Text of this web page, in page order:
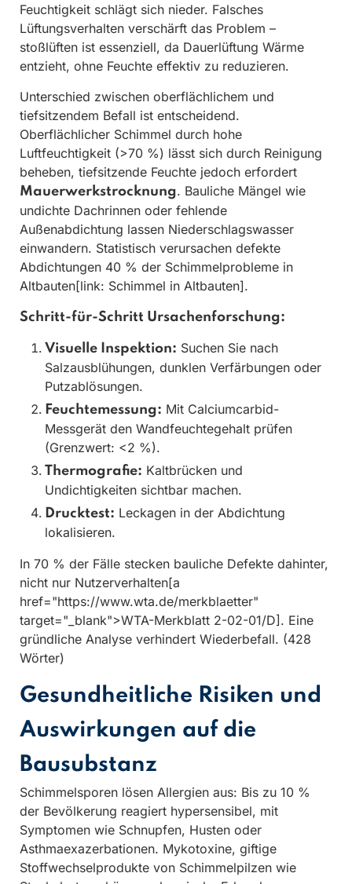
Feuchtigkeit schlägt sich nieder. Falsches
Lüftungsverhalten verschärft das Problem –
stoßlüften ist essenziell, da Dauerlüftung Wärme
entzieht, ohne Feuchte effektiv zu reduzieren.
Unterschied zwischen oberflächlichem und
tiefsitzendem Befall ist entscheidend.
Oberflächlicher Schimmel durch hohe
Luftfeuchtigkeit (>70 %) lässt sich durch Reinigung
beheben, tiefsitzende Feuchte jedoch erfordert
Mauerwerkstrocknung. Bauliche Mängel wie
undichte Dachrinnen oder fehlende
Außenabdichtung lassen Niederschlagswasser
einwandern. Statistisch verursachen defekte
Abdichtungen 40 % der Schimmelprobleme in
Altbauten[link: Schimmel in Altbauten].
Schritt-für-Schritt Ursachenforschung:
Visuelle Inspektion: Suchen Sie nach
Salzausblühungen, dunklen Verfärbungen oder
Putzablösungen.
Feuchtemessung: Mit Calciumcarbid-
Messgerät den Wandfeuchtegehalt prüfen
(Grenzwert: <2 %).
Thermografie: Kaltbrücken und
Undichtigkeiten sichtbar machen.
Drucktest: Leckagen in der Abdichtung
lokalisieren.
In 70 % der Fälle stecken bauliche Defekte dahinter,
nicht nur Nutzerverhalten[a
href="https://www.wta.de/merkblaetter"
target="_blank">WTA-Merkblatt 2-02-01/D]. Eine
gründliche Analyse verhindert Wiederbefall. (428
Wörter)
Gesundheitliche Risiken und
Auswirkungen auf die
Bausubstanz
Schimmelsporen lösen Allergien aus: Bis zu 10 %
der Bevölkerung reagiert hypersensibel, mit
Symptomen wie Schnupfen, Husten oder
Asthmaexazerbationen. Mykotoxine, giftige
Stoffwechselprodukte von Schimmelpilzen wie